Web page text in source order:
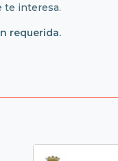
te interesa.
requerida.